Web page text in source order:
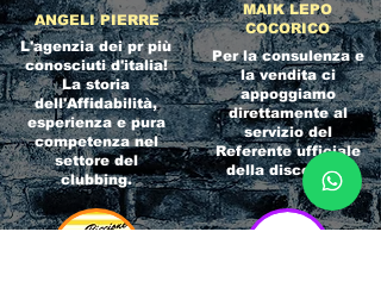
ANGELI PIERRE
L'agenzia dei pr più
conosciuti d'italia!
La storia
dell'Affidabilità,
esperienza e pura
competenza nel
settore del
clubbing.
MAIK LEPO
COCORICO
Per la consulenza e
la vendita ci
appoggiamo
direttamente al
servizio del
Referente ufficiale
della discoteca!